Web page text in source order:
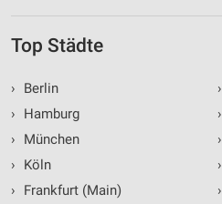
Top Städte
›
Berlin
›
Hamburg
›
München
›
Köln
›
Frankfurt (Main)
›
›
›
›
›